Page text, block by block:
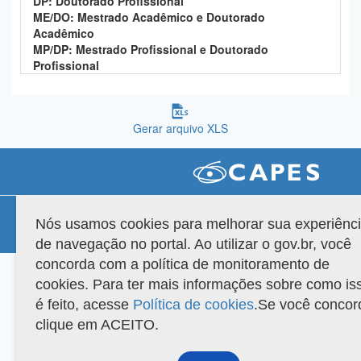
PlanaltoME/DO: Mestrado Acadêmico e Doutorado
Acadêmico
MP/DP: Mestrado Profissional e Doutorado
Profissional
Gerar arquivo XLS
Versão do sistema: 3.88.9 Copyright 2022 Capes. Todos os direitos reservados.
Nós usamos cookies para melhorar sua
de navegação no portal. Ao utilizar o gov.br, você
concorda com a política de monitoramento de
cookies. Para ter mais informações sobre como
é feito, acesse Política de cookies.Se você
clique em ACEITO.